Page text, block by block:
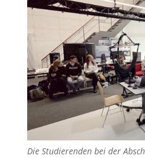
Die Studierenden bei der